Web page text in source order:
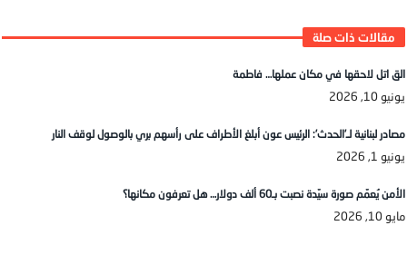
الق اتل لاحقها في مكان عملها… فاطمة
يونيو 10, 2026
مصادر لبنانية لـ’الحدث’: الرئيس عون أبلغ الأطراف على رأسهم بري بالوصول لوقف النار
يونيو 1, 2026
الأمن يُعمّم صورة سيّدة نصبت بـ60 ألف دولار… هل تعرفون مكانها؟
مايو 10, 2026